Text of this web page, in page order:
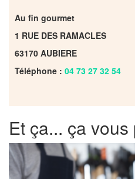
Au fin gourmet
1 RUE DES RAMACLES
63170 AUBIERE
Téléphone : 04 73 27 32 54
Et ça... ça